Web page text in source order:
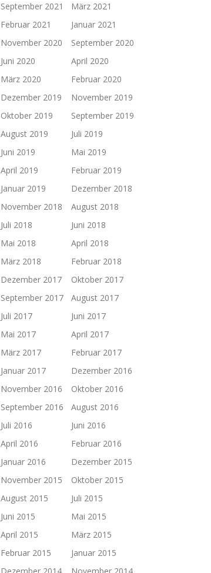
September 2021
März 2021
Februar 2021
Januar 2021
November 2020
September 2020
Juni 2020
April 2020
März 2020
Februar 2020
Dezember 2019
November 2019
Oktober 2019
September 2019
August 2019
Juli 2019
Juni 2019
Mai 2019
April 2019
Februar 2019
Januar 2019
Dezember 2018
November 2018
August 2018
Juli 2018
Juni 2018
Mai 2018
April 2018
März 2018
Februar 2018
Dezember 2017
Oktober 2017
September 2017
August 2017
Juli 2017
Juni 2017
Mai 2017
April 2017
März 2017
Februar 2017
Januar 2017
Dezember 2016
November 2016
Oktober 2016
September 2016
August 2016
Juli 2016
Juni 2016
April 2016
Februar 2016
Januar 2016
Dezember 2015
November 2015
Oktober 2015
August 2015
Juli 2015
Juni 2015
Mai 2015
April 2015
März 2015
Februar 2015
Januar 2015